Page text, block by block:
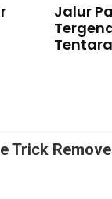
Jalur
Trick